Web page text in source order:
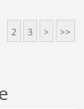
2 3 > >>